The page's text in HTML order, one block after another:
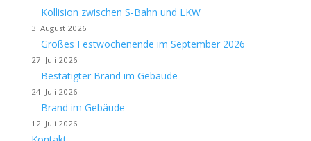
Kollision zwischen S-Bahn und LKW
3. August 2026
Großes Festwochenende im September 2026
27. Juli 2026
Bestätigter Brand im Gebäude
24. Juli 2026
Brand im Gebäude
12. Juli 2026